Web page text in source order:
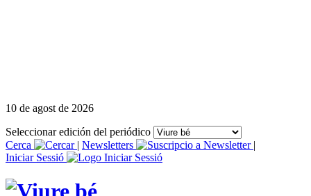
10 de agost de 2026
Seleccionar edición del periódico
Cerca
| Newsletters
|
Iniciar Sessió